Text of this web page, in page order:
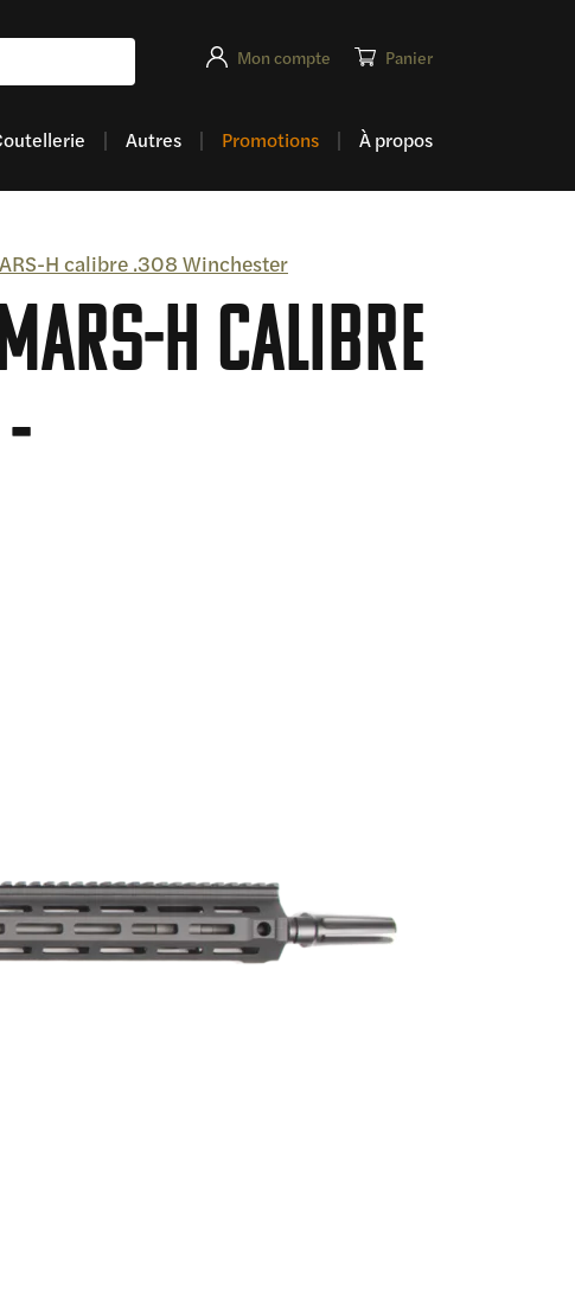
Mon compte Panier
Autres Promotions À propos
H calibre .308 Winchester
H calibre